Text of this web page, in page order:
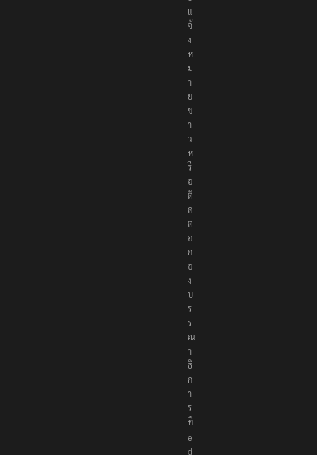
แ
จ้
ง
ห
ม
า
ย
ข่
า
ว
ห
รื
อ
ติ
ด
ต่
อ
ก
อ
ง
บ
ร
ร
ณ
า
ธิ
ก
า
ร
ที่
e
d